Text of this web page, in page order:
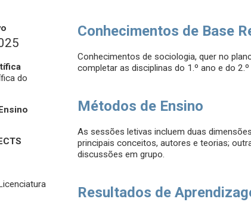
do
Conhecimentos de Base
Conhecimentos de sociologia, quer no
completar as disciplinas do 1.º ano e do
Métodos de Ensino
As sessões letivas incluem duas
principais conceitos, autores e teorias;
discussões em grupo.
Resultados de